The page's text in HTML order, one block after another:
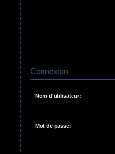
Connexion
Nom d’utilisateur:
Mot de passe: